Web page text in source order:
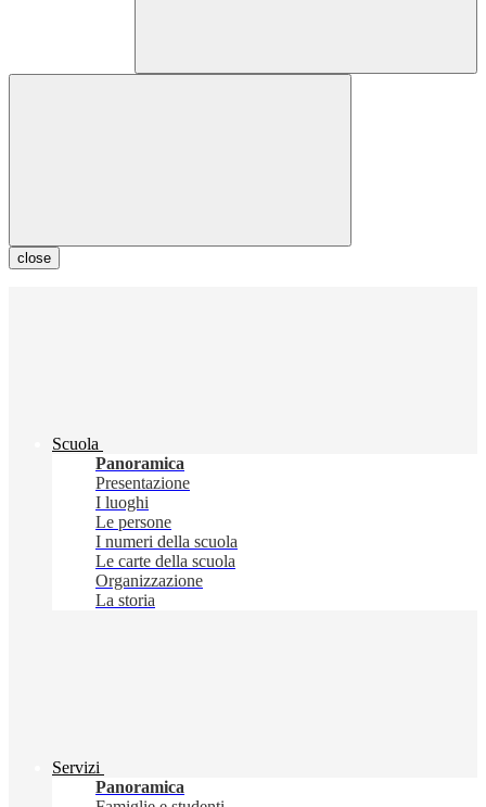
close
Scuola
Panoramica
Presentazione
I luoghi
Le persone
I numeri della scuola
Le carte della scuola
Organizzazione
La storia
Servizi
Panoramica